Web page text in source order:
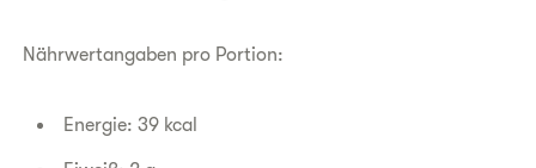
Nährwertangaben pro Portion:
Energie: 39 kcal